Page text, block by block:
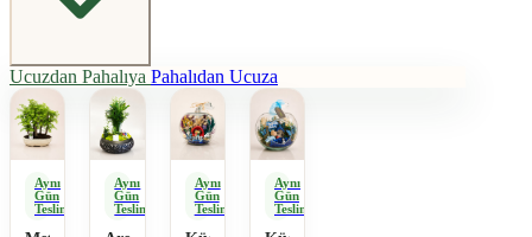
Ucuzdan Pahalıya Pahalıdan Ucuza
Aynı
Gün
Teslimat
Aynı
Gün
Teslimat
Aynı
Gün
Teslimat
Aynı
Gün
Teslimat